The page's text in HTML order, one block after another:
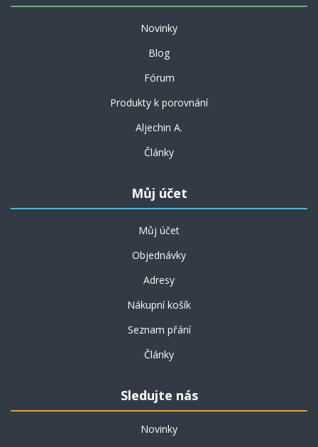
Novinky
Blog
Fórum
Produkty k porovnání
Aljechin A.
Články
Můj účet
Můj účet
Objednávky
Adresy
Nákupní košík
Seznam přání
Články
Sledujte nás
Novinky